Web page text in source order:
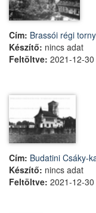
Cím: Brassói régi
Készítő: nincs adat
Feltöltve: 2021-12-30
Cím: Budatini Csáky-
Készítő: nincs adat
Feltöltve: 2021-12-30